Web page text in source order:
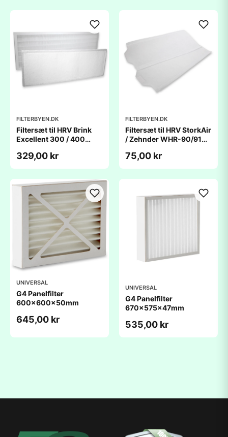
FILTERBYEN.DK
Filtersæt til HRV Brink
Excellent 300 / 400
329,00 kr
FILTERBYEN.DK
Filtersæt til HRV StorkAir
/ Zehnder WHR-90/91
75,00 kr
UNIVERSAL
G4 Panelfilter
600x600x50mm
645,00 kr
UNIVERSAL
G4 Panelfilter
670x575x47mm
535,00 kr